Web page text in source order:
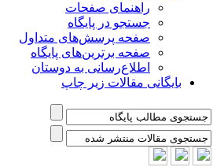
راهنمای صفحات
جستجو در پایگاه
صفحه پرسش‌های متداول
صفحه برترین‌های پایگاه
اطلاع‌رسانی به دوستان
بایگانی مقالات زیر چاپ